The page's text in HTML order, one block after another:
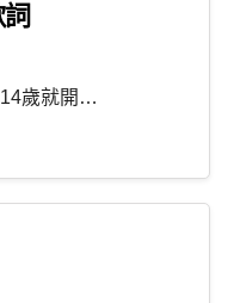
歲就開…